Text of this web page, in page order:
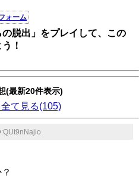
ォーム
の脱出」をプレイして、この
！
(最新20件表示)
て見る(105)